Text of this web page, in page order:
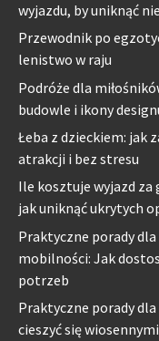
wyjazdu, by uniknąć
Przewodnik po
lenistwo w raju
Podróże dla
budowle i ikony
Łeba z dzieckiem: jak
atrakcji i bez stresu
Ile kosztuje wyjazd za
jak uniknąć ukrytych
Praktyczne porady
mobilności: Jak
potrzeb
Praktyczne porady
cieszyć się